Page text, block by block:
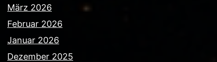
März 2026
Februar 2026
Januar 2026
Dezember 2025